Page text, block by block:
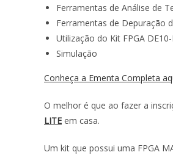
Ferramentas de Análise de
Ferramentas de Depuração
Utilização do Kit FPGA
Simulação
Conheça a Ementa Completa
O melhor é que ao fazer a
LITE em casa.
Um kit que possui uma FPGA